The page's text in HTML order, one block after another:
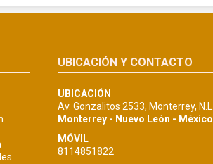
UBICACIÓN Y CONTACTO
UBICACIÓN
Av. Gonzalitos 2533, Monterrey, N.L.
Monterrey - Nuevo León - México
MÓVIL
8114851822